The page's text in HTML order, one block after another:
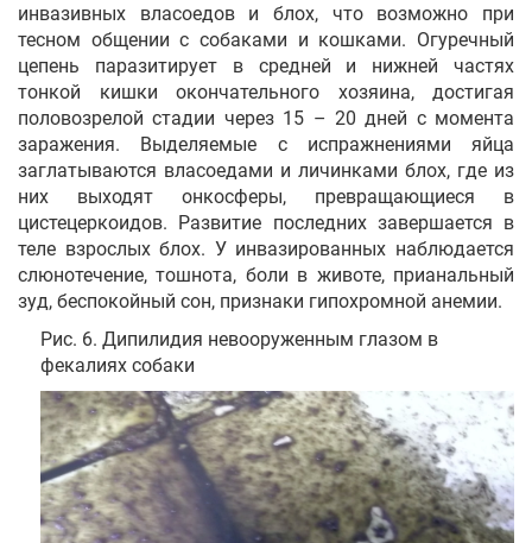
инвазивных власоедов и блох, что возможно при
тесном общении с собаками и кошками. Огуречный
цепень паразитирует в средней и нижней частях
тонкой кишки окончательного хозяина, достигая
половозрелой стадии через 15 – 20 дней с момента
заражения. Выделяемые с испражнениями яйца
заглатываются власоедами и личинками блох, где из
них выходят онкосферы, превращающиеся в
цистецеркоидов. Развитие последних завершается в
теле взрослых блох. У инвазированных наблюдается
слюнотечение, тошнота, боли в животе, прианальный
зуд, беспокойный сон, признаки гипохромной анемии.
Рис. 6. Дипилидия невооруженным глазом в
фекалиях собаки